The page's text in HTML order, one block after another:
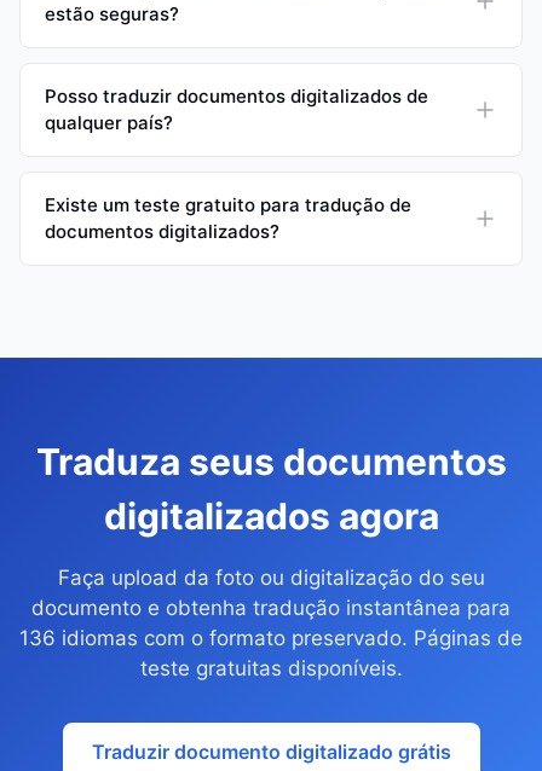
estão seguras?
Posso traduzir documentos digitalizados de
qualquer país?
Existe um teste gratuito para tradução de
documentos digitalizados?
Traduza seus documentos
digitalizados agora
Faça upload da foto ou digitalização do seu
documento e obtenha tradução instantânea para
136 idiomas com o formato preservado. Páginas de
teste gratuitas disponíveis.
Traduzir documento digitalizado grátis